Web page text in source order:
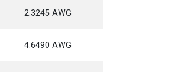
2.3245 AWG
4.6490 AWG